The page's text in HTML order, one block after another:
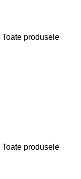
Toate produsele
Toate produsele